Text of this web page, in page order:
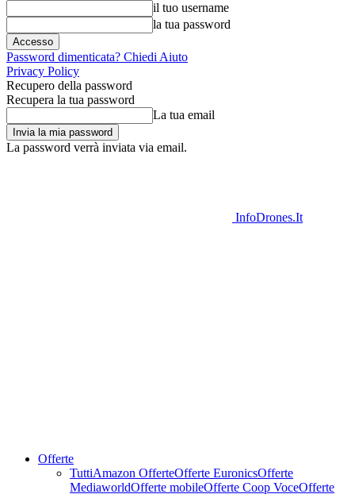
il tuo username
la tua password
Password dimenticata? Chiedi Aiuto
Privacy Policy
Recupero della password
Recupera la tua password
La tua email
La password verrà inviata via email.
InfoDrones.It
Offerte
TuttiAmazon OfferteOfferte EuronicsOfferte
MediaworldOfferte mobileOfferte Coop VoceOfferte